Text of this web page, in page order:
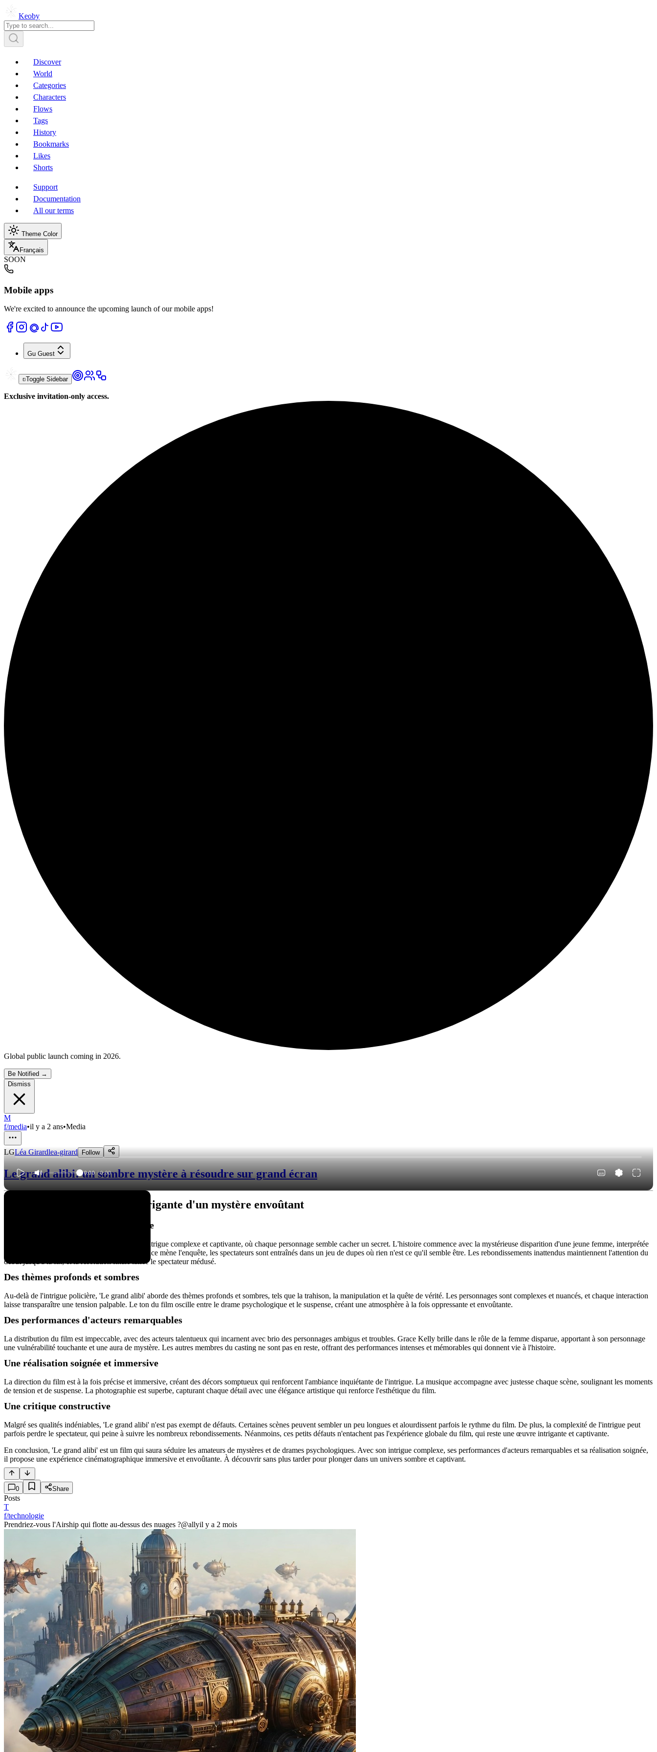
Keoby
Discover
World
Categories
Characters
Flows
Tags
History
Bookmarks
Likes
Shorts
Support
Documentation
All our terms
Theme Color
Français
SOON
Mobile apps
We're excited to announce the upcoming launch of our mobile apps!
Gu Guest
Toggle Sidebar
Exclusive invitation-only access.
Global public launch coming in 2026.
Be Notified →
Dismiss
M
f/media•il y a 2 ans•Media
LGLéa Girardlea-girard Follow
Le grand alibi: un sombre mystère à résoudre sur grand écran
0:00 / 0:00
Le grand alibi : l'histoire intrigante d'un mystère envoûtant
Une histoire complexe et captivante
Le film 'Le grand alibi' nous plonge dans une intrigue complexe et captivante, où chaque personnage semble cacher un secret. L'histoire commence avec la mystérieuse disparition d'une jeune femme, interprétée
par la talentueuse Grace Kelly. Alors que la police mène l'enquête, les spectateurs sont entraînés dans un jeu de dupes où rien n'est ce qu'il semble être. Les rebondissements inattendus maintiennent l'attention du
début jusqu'à la fin, et la résolution finale laisse le spectateur médusé.
Des thèmes profonds et sombres
Au-delà de l'intrigue policière, 'Le grand alibi' aborde des thèmes profonds et sombres, tels que la trahison, la manipulation et la quête de vérité. Les personnages sont complexes et nuancés, et chaque interaction
laisse transparaître une tension palpable. Le ton du film oscille entre le drame psychologique et le suspense, créant une atmosphère à la fois oppressante et envoûtante.
Des performances d'acteurs remarquables
La distribution du film est impeccable, avec des acteurs talentueux qui incarnent avec brio des personnages ambigus et troubles. Grace Kelly brille dans le rôle de la femme disparue, apportant à son personnage
une vulnérabilité touchante et une aura de mystère. Les autres membres du casting ne sont pas en reste, offrant des performances intenses et mémorables qui donnent vie à l'histoire.
Une réalisation soignée et immersive
La direction du film est à la fois précise et immersive, créant des décors somptueux qui renforcent l'ambiance inquiétante de l'intrigue. La musique accompagne avec justesse chaque scène, soulignant les moments
de tension et de suspense. La photographie est superbe, capturant chaque détail avec une élégance artistique qui renforce l'esthétique du film.
Une critique constructive
Malgré ses qualités indéniables, 'Le grand alibi' n'est pas exempt de défauts. Certaines scènes peuvent sembler un peu longues et alourdissent parfois le rythme du film. De plus, la complexité de l'intrigue peut
parfois perdre le spectateur, qui peine à suivre les nombreux rebondissements. Néanmoins, ces petits défauts n'entachent pas l'expérience globale du film, qui reste une œuvre intrigante et captivante.
En conclusion, 'Le grand alibi' est un film qui saura séduire les amateurs de mystères et de drames psychologiques. Avec son intrigue complexe, ses performances d'acteurs remarquables et sa réalisation soignée,
il propose une expérience cinématographique immersive et envoûtante. À découvrir sans plus tarder pour plonger dans un univers sombre et captivant.
0 Share
Posts
T
f/technologie
Prendriez-vous l'Airship qui flotte au-dessus des nuages ?@allyil y a 2 mois